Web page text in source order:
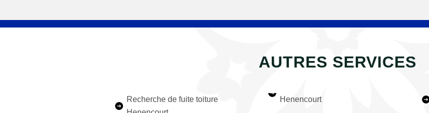
AUTRES SERVICES
Recherche de fuite toiture
Henencourt